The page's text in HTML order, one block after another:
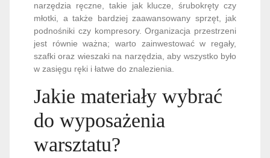
narzędzia ręczne, takie jak klucze, śrubokręty czy
młotki, a także bardziej zaawansowany sprzęt, jak
podnośniki czy kompresory. Organizacja przestrzeni
jest równie ważna; warto zainwestować w regały,
szafki oraz wieszaki na narzędzia, aby wszystko było
w zasięgu ręki i łatwe do znalezienia.
Jakie materiały wybrać
do wyposażenia
warsztatu?